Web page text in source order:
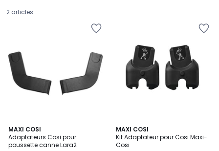
2 articles
MAXI COSI
Adaptateurs Cosi pour
poussette canne Lara2
4,6
/ 5
MAXI COSI
Kit Adaptateur pour Cosi Maxi-
Cosi
4,6
/ 5